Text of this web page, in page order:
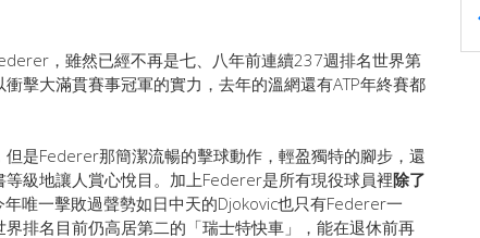
，雖然已經不再是七、八年前連續237週排名世界第
擊大滿貫賽事冠軍的實力，去年的溫網還有ATP年終賽都
是Federer那簡潔流暢的擊球動作，輕盈獨特的腳步，還
級地讓人賞心悅目。加上Federer是所有現役球員裡除了
年唯一擊敗過聲勢如日中天的Djokovic也只有Federer一
排名目前仍高居第二的「瑞士特快車」，能在退休前再